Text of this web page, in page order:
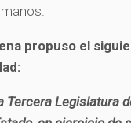
propuso el
Tercera Legislatura